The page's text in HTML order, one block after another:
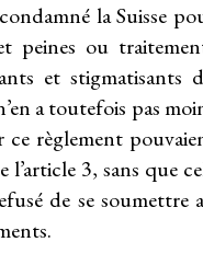
la Suisse
peines ou
et stigmatisants
a toutefois pas
ce règlement
3, sans que
de se soumettre